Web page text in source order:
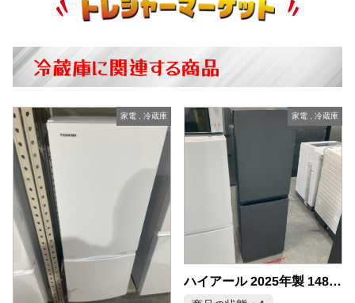
冷蔵庫に関連する商品
家電, 冷蔵庫 家電 冷蔵庫
ハイアール 2025年製 148L 冷蔵庫 中古品販売